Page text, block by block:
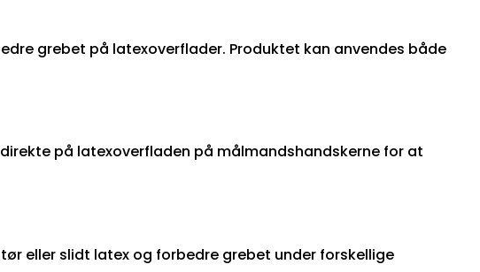
grebet på latexoverflader. Produktet kan anvendes både
på latexoverfladen på målmandshandskerne for at
eller slidt latex og forbedre grebet under forskellige